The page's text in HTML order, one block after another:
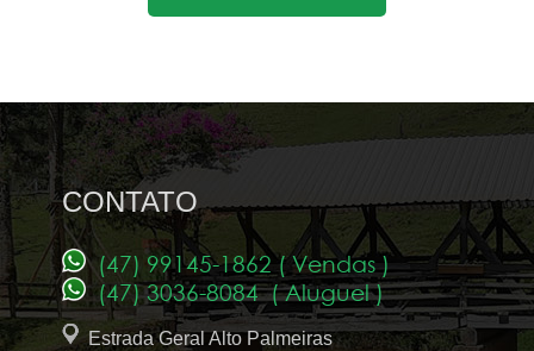
CONTATO
(47) 99145-1862 ( Vendas )
(47) 3036-8084 ( Aluguel )
Estrada Geral Alto Palmeiras